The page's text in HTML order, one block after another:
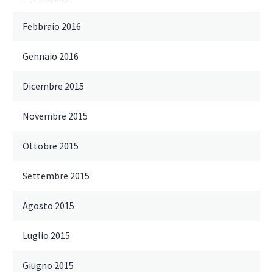
Febbraio 2016
Gennaio 2016
Dicembre 2015
Novembre 2015
Ottobre 2015
Settembre 2015
Agosto 2015
Luglio 2015
Giugno 2015